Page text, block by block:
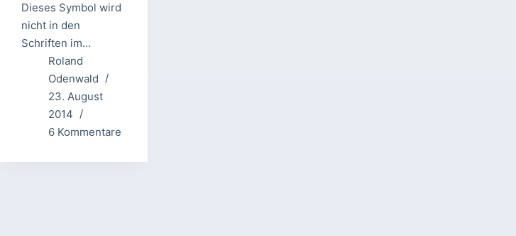
Dieses Symbol wird
nicht in den
Schriften im…
Roland
Odenwald
23. August
2014
6 Kommentare